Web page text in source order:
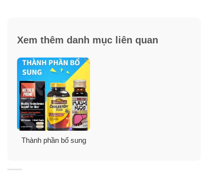
Tại sao bạn nên chọn NusaPure?
Bởi vì viên uống NusaPure Benfotiamine có nhiều ưu
Xem thêm danh mục liên quan
Thành phần bổ sung